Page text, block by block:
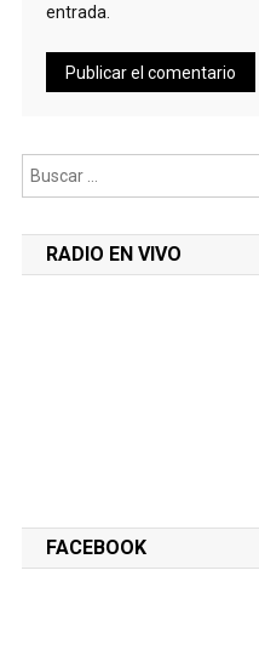
entrada.
RADIO EN VIVO
FACEBOOK